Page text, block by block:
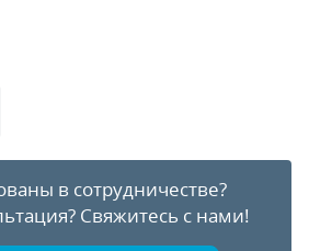
в сотрудничестве?
Свяжитесь с нами!